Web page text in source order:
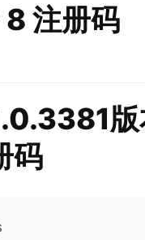
注册码
码